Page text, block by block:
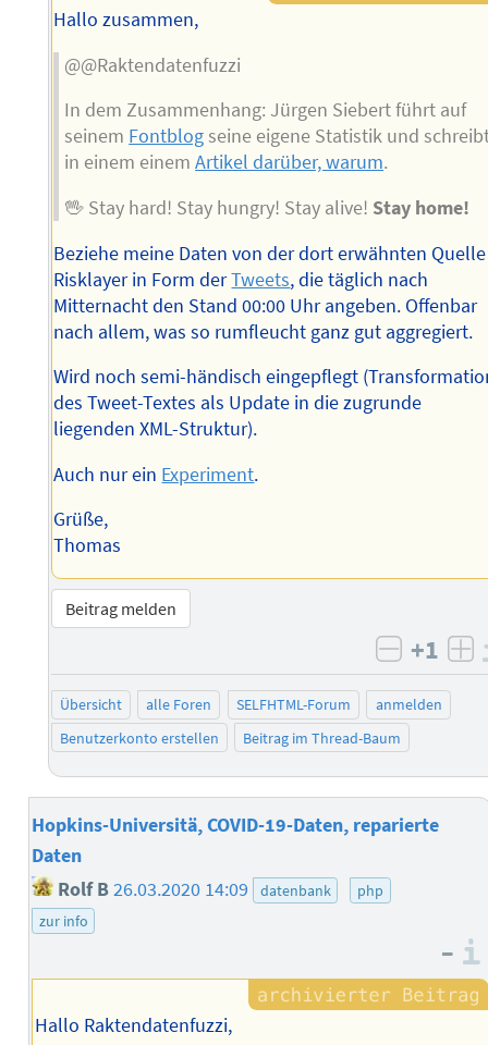
Hallo zusammen,
@@Raktendatenfuzzi
In dem Zusammenhang: Jürgen Siebert führt auf
seinem Fontblogseine eigene Statistik und
in einem einemArtikel darüber, warum.
🖖 Stay hard! Stay hungry! Stay alive! Stay home!
Beziehe meine Daten von der dort erwähnten Quelle
Risklayer in Form derTweets, die täglich nach
Mitternacht den Stand 00:00 Uhr angeben. Offenbar
nach allem, was so rumfleucht ganz gut aggregiert.
Wird noch semi-händisch eingepflegt
des Tweet-Textes als Update in die zugrunde
liegenden XML-Struktur).
Auch nur ein Experiment.
Grüße,
Thomas
Beitrag melden
negativ
+1
Übersicht alle Foren SELFHTML-Forum
anmelden
Benutzerkonto erstellen
Beitrag im Thread-Baum
Hopkins-Universitä, COVID-19-Daten, reparierte
Daten
Rolf B26.03.2020 14:09 datenbank
php
zur info
–
Hallo Raktendatenfuzzi,